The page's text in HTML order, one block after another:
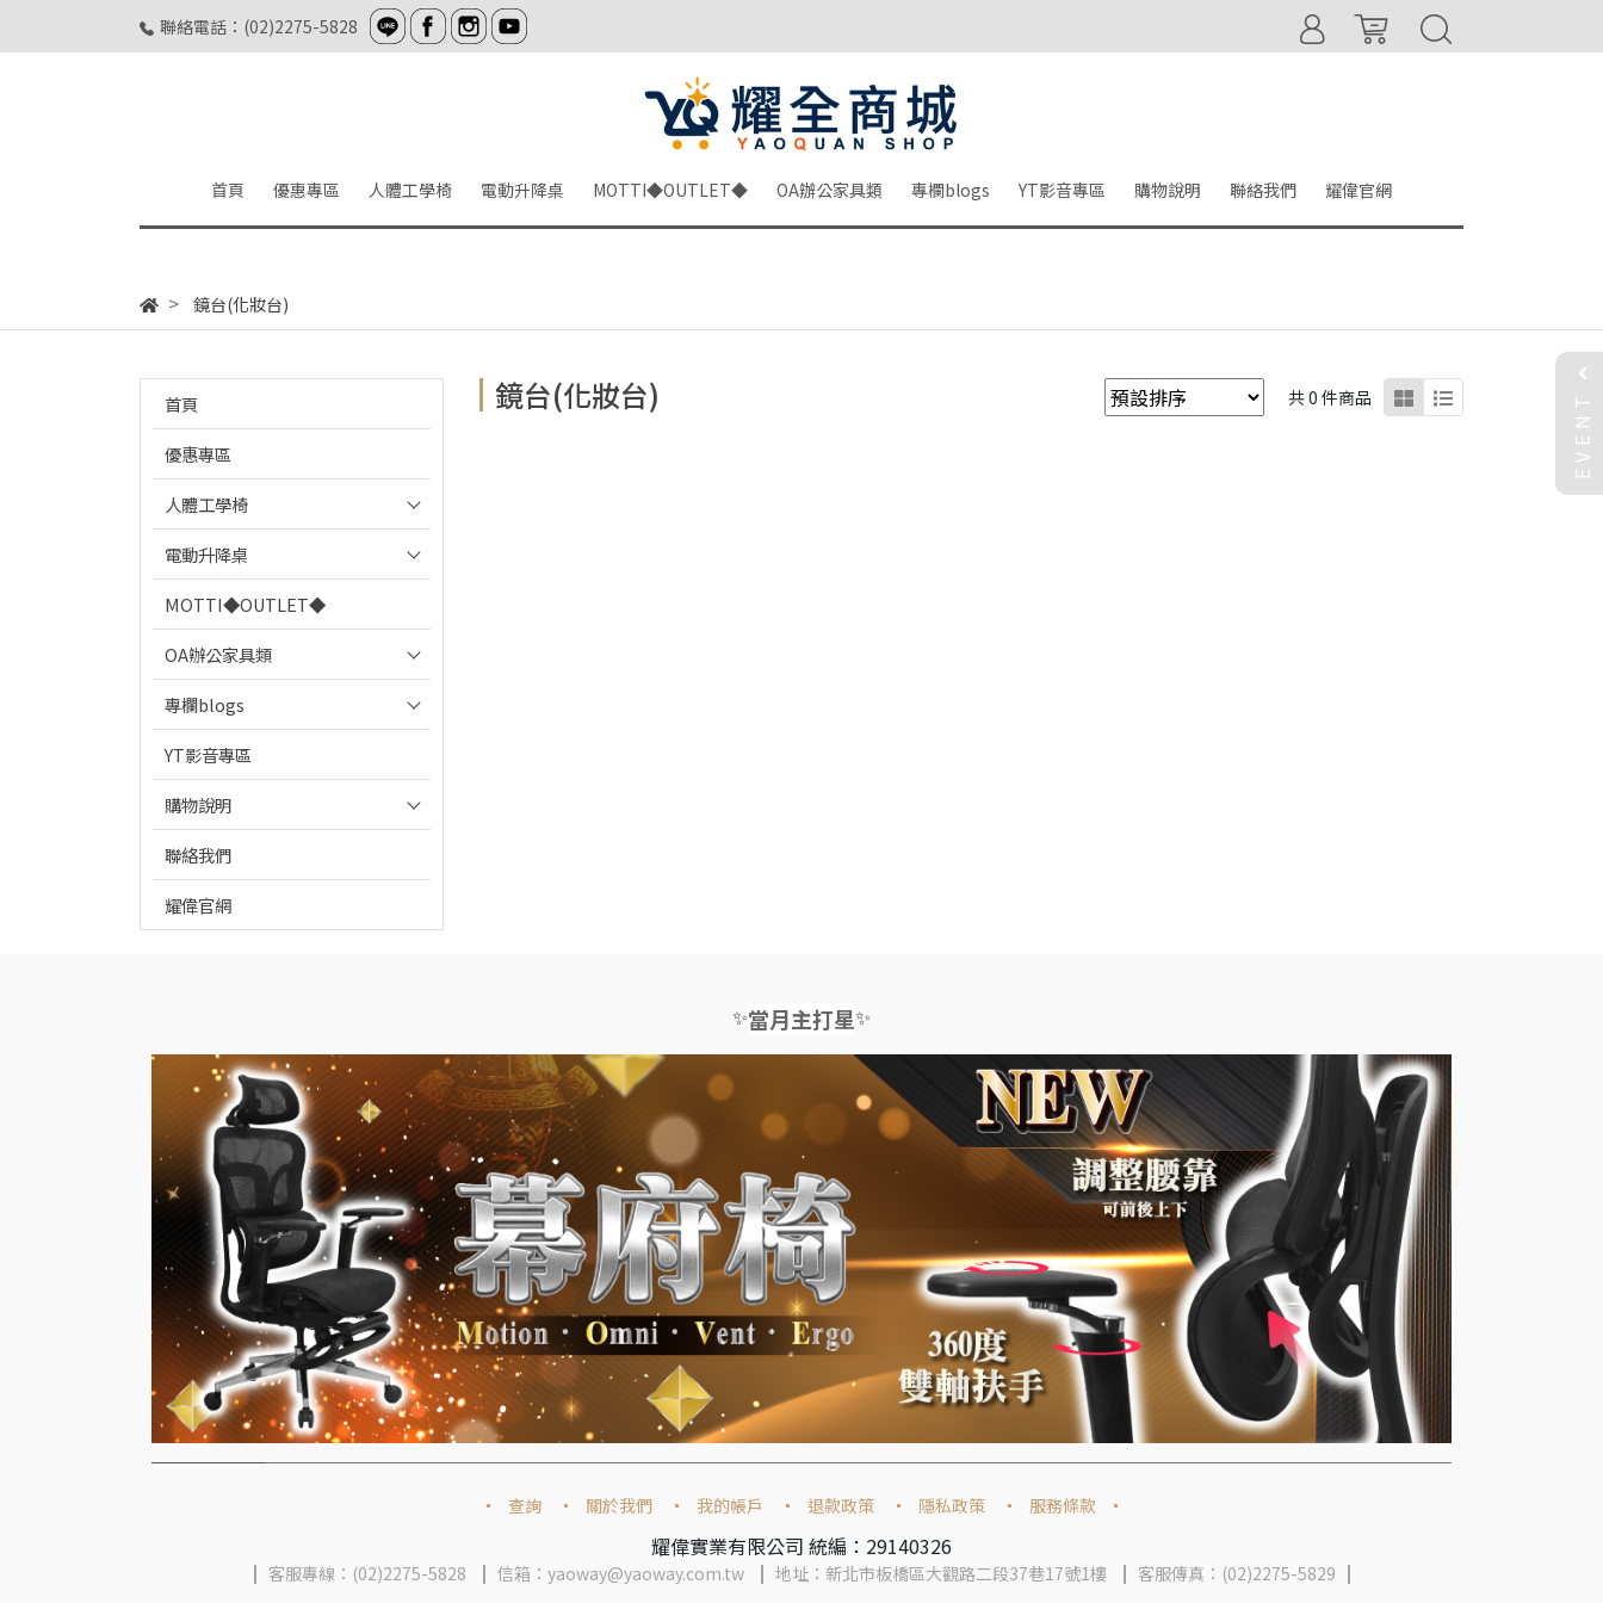
聯絡電話：(02)2275-5828
首頁 優惠專區 人體工學椅 電動升降桌 MOTTI◆OUTLET◆ OA辦公家具類 專欄blogs YT影音專區 購物說明 聯絡我們 耀偉官網
鏡台(化妝台)
首頁
優惠專區
人體工學椅
電動升降桌
MOTTI◆OUTLET◆
OA辦公家具類
專欄blogs
YT影音專區
購物說明
聯絡我們
耀偉官網
鏡台(化妝台) 共 0 件商品
✨當月主打星✨
查詢 關於我們 我的帳戶 退款政策 隱私政策 服務條款
耀偉實業有限公司 統編：29140326
客服專線：(02)2275-5828 信箱：yaoway@yaoway.com.tw 地址：新北市板橋區大觀路二段37巷17號1樓 客服傳真：(02)2275-5829
EVENT